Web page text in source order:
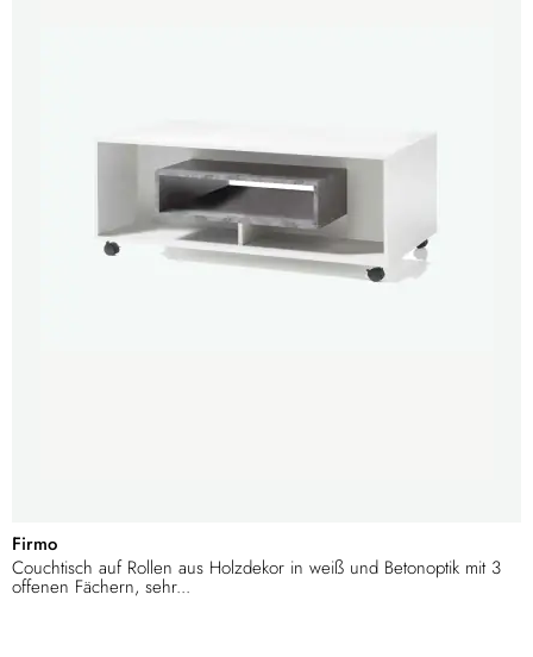
Firmo
Couchtisch auf Rollen aus Holzdekor in weiß und Betonoptik mit 3
offenen Fächern, sehr...